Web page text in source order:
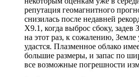
репутация геомагнитного
снизилась после недавней
X9.1, когда выброс сбоку,
на этот раз, к сожалению, Земле
удастся. Плазменное облако
большие размеры, и запас по
все возможные погрешности